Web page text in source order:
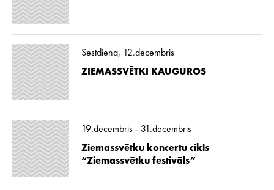
Sestdiena, 12.decembris
ZIEMASSVĒTKI KAUGUROS
19.decembris - 31.decembris
Ziemassvētku koncertu cikls
“Ziemassvētku festivāls”